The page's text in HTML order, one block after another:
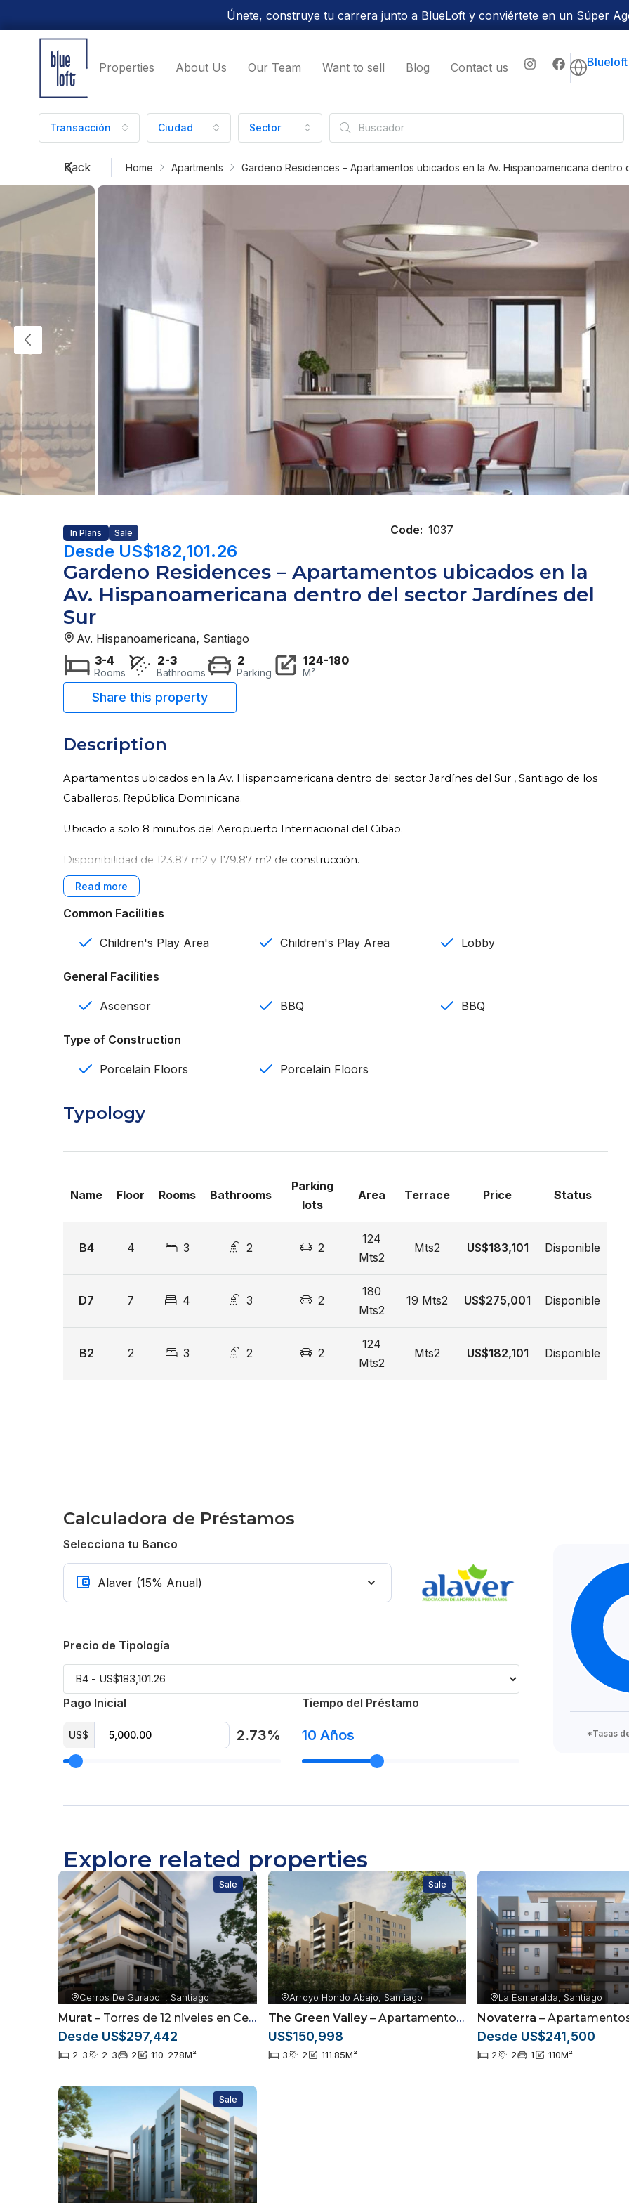
Únete, construye tu carrera junto a BlueLoft y conviértete en un Súper
Properties About Us Our Team Want to sell Blog Contact us
Transacción Ciudad Sector
Back Home Apartments Gardeno Residences – Apartamentos ubicados en la Av. Hispanoamericana
In Plans Sale Code: 1037
Desde US$182,101.26
Gardeno Residences – Apartamentos ubicados en la
Av. Hispanoamericana dentro del sector Jardínes del
Sur
Av. Hispanoamericana, Santiago
3-4
Rooms
2-3
Bathrooms
2
Parking
124-180
M²
Description
Apartamentos ubicados en la Av. Hispanoamericana dentro del sector Jardínes del Sur , Santiago de los
Caballeros, República Dominicana.
Ubicado a solo 8 minutos del Aeropuerto Internacional del Cibao.
Disponibilidad de 123.87 m2 y 179.87 m2 de construcción.
Características:
Torres de 8 niveles
Proyecto de 28 apartamentos
3 rooms
2 baños
Baño de visitas
2 parqueos
Parkings de visitas
Sala
Comedor
Cocina
Seguridad 24 horas
Sistema de cámaras de seguridad
Área social
BBQ
Área infantil
Terminación:
Piso en porcelanato
Separación de US$ 5,000
10% a completar al inicio de la obra – Octubre 2022
40% durante el proceso de construcción
50% contra entrega
Entrega Finales de 2024
Precios desde US$ 180,601.26
Common Facilities
Children's Play Area Children's Play Area Lobby
General Facilities
Ascensor BBQ BBQ
Type of Construction
Porcelain Floors Porcelain Floors
Typology
Name Floor Rooms Bathrooms
Parking
lots
Area Terrace Price Status
B4 4 3 2 2
124
Mts2
Mts2 US$183,101 Disponible
D7 7 4 3 2
180
Mts2
19 Mts2 US$275,001 Disponible
B2 2 3 2 2
124
Mts2
Mts2 US$182,101 Disponible
Calculadora de Préstamos
Selecciona tu Banco
Precio de Tipología
Pago Inicial
US$ 2.73%
Tiempo del Préstamo
10 Años *Tasas
Explore related properties
Sale
Cerros De Gurabo I, Santiago
Murat – Torres de 12 niveles en Cerros de Gurabo, Santiago
Desde US$297,442
2-3 2-3 2 110-278M²
Sale
Arroyo Hondo Abajo, Santiago
The Green Valley– Apartamentos ubicados en Arroyo Hondo Abajo, Santiago de los Caballeros
US$150,998
3 2 111.85M²
La Esmeralda, Santiago
Novaterra – Apartamentos en la
Desde US$241,500
2 2 1 110M²
Sale